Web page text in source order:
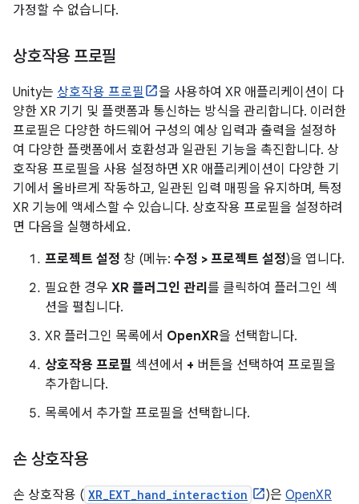
가정할 수 없습니다.
상호작용 프로필
Unity는 상호작용 프로필
을 사용하여 XR 애플리케이션이 다
양한 XR 기기 및 플랫폼과 통신하는 방식을 관리합니다. 이러한
프로필은 다양한 하드웨어 구성의 예상 입력과 출력을 설정하
여 다양한 플랫폼에서 호환성과 일관된 기능을 촉진합니다. 상
호작용 프로필을 사용 설정하면 XR 애플리케이션이 다양한 기
기에서 올바르게 작동하고, 일관된 입력 매핑을 유지하며, 특정
XR 기능에 액세스할 수 있습니다. 상호작용 프로필을 설정하려
면 다음을 실행하세요.
프로젝트 설정 창 (메뉴: 수정 > 프로젝트 설정)을 엽니다.
필요한 경우 XR 플러그인 관리 를 클릭하여 플러그인 섹
션을 펼칩니다.
XR 플러그인 목록에서 OpenXR을 선택합니다.
상호작용 프로필 섹션에서 + 버튼을 선택하여 프로필을
추가합니다.
목록에서 추가할 프로필을 선택합니다.
손 상호작용
손 상호작용 ( XR_EXT_hand_interaction )은 OpenXR